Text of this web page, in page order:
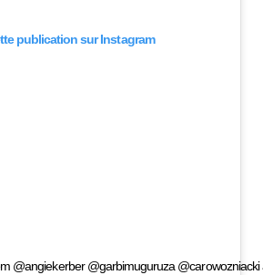
publication sur Instagram
@angiekerber @garbimuguruza @carowozniacki